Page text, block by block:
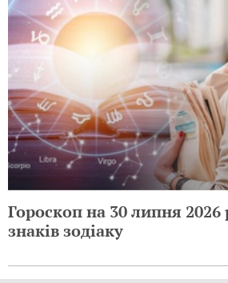
Гороскоп на 30 липня 2026
знаків зодіаку